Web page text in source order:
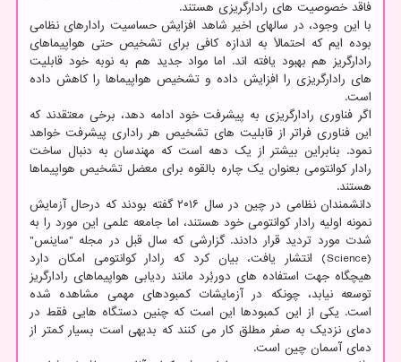
فاقد خصوصیت های رادارگریزی هستند.
با این وجود، در سالهای اخیر شاهد افزایش حساسیت رادارهای نظامی
بوده ایم که احتمالاً به اندازه کافی برای تشخیص حتی هواپیماهای
رادارگریز هم بهبود یافته اند. اما مواد جدید هم به نوبه خود قابلیت
های رادارگریزی را افزایش داده و تشخیص هواپیماها را کاهش داده
است.
اگر فناوری رادارگریزی به پیشرفت خود ادامه دهد، برخی معتقدند که
این فناوری فراتر از قابلیت های تشخیص هر راداری پیشرفت خواهد
نمود. بنابراین بیشتر از یک دهه است که مهندسان به دنبال ساخت
رادار کوانتومی بعنوان یک چاره بالقوه برای معضل تشخیص هواپیماها
هستند.
دانشمندان نظامی در چین در سال ۲۰۱۶ گفته بودند که درحال آزمایش
نمونه اولیه رادار کوانتومی خود هستند، اما جامعه علمی این مورد را به
شدت مورد تردید قرار دادند. گزارشی که سال قبل در مجله "ساینس"
(Science) انتشار یافت، بیان کرد که رادار کوانتومی امکان دارد
هیچگاه جهت استفاده های دوربُرد مانند ردیابی هواپیماهای رادارگریز
توسعه نیابد، چونکه در آزمایشات کمبودهای مهمی مشاهده شده
است. یکی از این کمبودها این است که چنین دستگاه هایی فقط در
دمای نزدیک به صفر مطلق کار می کنند که بدیهی است بسیار کمتر از
دمای آسمان چین است.